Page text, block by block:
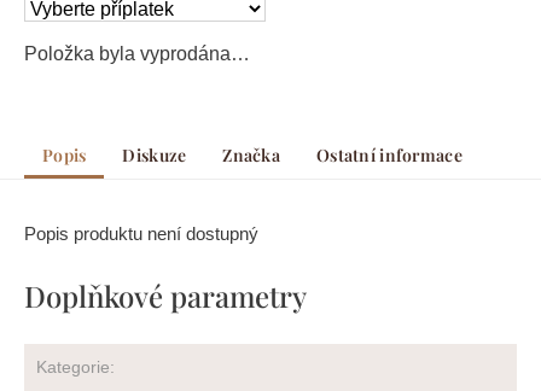
Položka byla vyprodána…
Popis Diskuze Značka Ostatní informace
Popis produktu není dostupný
Doplňkové parametry
Kategorie: